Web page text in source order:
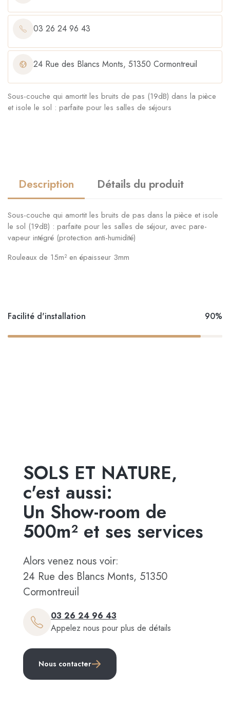
03 26 24 96 43
24 Rue des Blancs Monts, 51350 Cormontreuil
Sous-couche qui amortit les bruits de pas (19dB) dans la pièce
et isole le sol : parfaite pour les salles de séjours
Description Détails du produit
Sous-couche qui amortit les bruits de pas dans la pièce et isole
le sol (19dB) : parfaite pour les salles de séjour, avec pare-
vapeur intégré (protection anti-humidité)
Rouleaux de 15m² en épaisseur 3mm
Facilité d'installation 90%
SOLS ET NATURE,
c'est aussi:
Un Show-room de
500m² et ses services
Alors venez nous voir:
24 Rue des Blancs Monts, 51350
Cormontreuil
03 26 24 96 43
Appelez nous pour plus de détails
Nous contacter